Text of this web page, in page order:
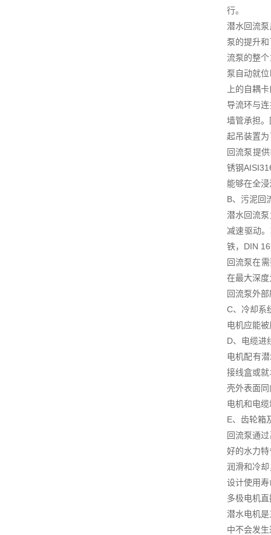
行。
潜水回流
泵的提升
流泵的整
泵自动就
上的自耦
导流环与
墙管承担
起吊装置
回流泵提
锈钢
能够在全
B、污泥回
潜水回流
减速驱动
铁，DIN
回流泵在
在最大深
回流泵外
C、冷却系
电机应能
D、电缆进
电机配有
接线盒或
壳外表面
电机和电
E、齿轮箱
回流泵通
好的水力
润滑和冷
设计使用
多极电机
潜水电机
中不会发